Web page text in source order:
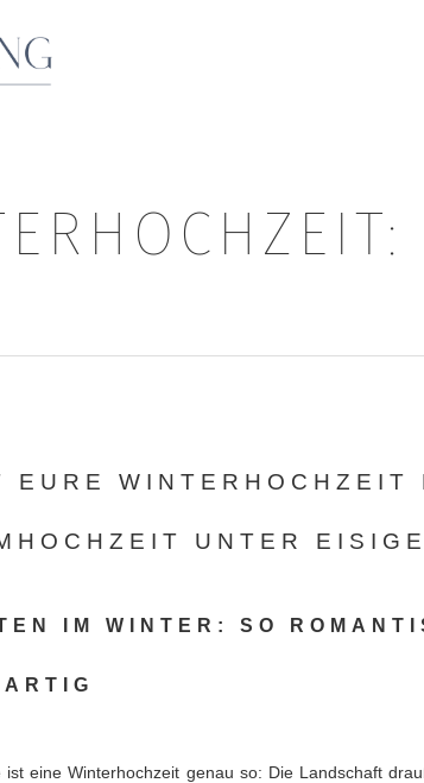
EURE WINTERHOCHZEIT
UNTER
IM WINTER: SO
ist eine Winterhochzeit genau so: Die Landschaft